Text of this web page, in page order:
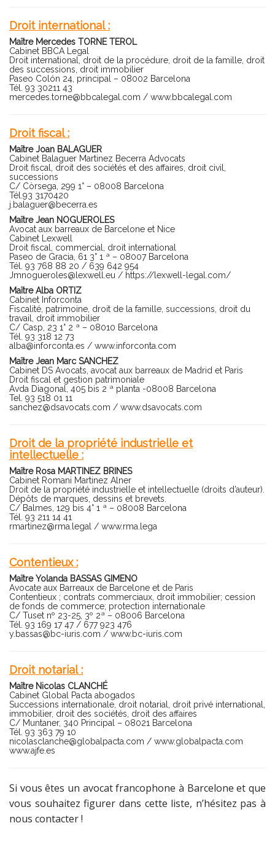
Droit international :
Maître Mercedes TORNE TEROL
Cabinet BBCA Legal
Droit international, droit de la procédure, droit de la famille, droit
des successions, droit immobilier
Paseo Colón 24, principal – 08002 Barcelona
Tél. 93 30211 43
mercedes.torne@bbcalegal.com / www.bbcalegal.com
Droit fiscal :
Maître Joan BALAGUER
Cabinet Balaguer Martinez Becerra Advocats
Droit fiscal, droit des sociétés et des affaires, droit civil,
successions
C/ Còrsega, 299 1° – 08008 Barcelona
Tél.93 3170420
j.balaguer@becerra.es
Maître Jean NOGUEROLES
Avocat aux barreaux de Barcelone et Nice
Cabinet Lexwell
Droit fiscal, commercial, droit international
Paseo de Gracia, 61 3° 1 ª – 08007 Barcelona
Tél. 93 768 88 20 / 639 642 954
Jmnogueroles@lexwell.eu / https://lexwell-legal.com/
Maître Alba ORTIZ
Cabinet Inforconta
Fiscalité, patrimoine, droit de la famille, successions, droit du
travail, droit immobilier
C/ Casp, 23 1° 2 ª – 08010 Barcelona
Tél. 93 318 12 73
alba@inforconta.es / www.inforconta.com
Maître Jean Marc SANCHEZ
Cabinet DS Avocats, avocat aux barreaux de Madrid et Paris
Droit fiscal et gestion patrimoniale
Avda Diagonal, 405 bis 2 ª planta -08008 Barcelona
Tel. 93 518 01 11
sanchez@dsavocats.com / www.dsavocats.com
Droit de la propriété industrielle et
intellectuelle :
Maître Rosa MARTINEZ BRINES
Cabinet Romani Martinez Alner
Droit de la propriété industrielle et intellectuelle (droits d’auteur).
Dépôts de marques, dessins et brevets.
C/ Balmes, 129 bis 4° 1 ª – 08008 Barcelona
Tél. 93 211 14 41
rmartinez@rma.legal
/ www.rma.lega
Contentieux :
Maître Yolanda BASSAS GIMENO
Avocate aux Barreaux de Barcelone et de Paris
Contentieux ; contrats commerciaux, droit immobilier; cession
de fonds de commerce; protection internationale
C/ Tuset nº 23-25, 3º 2ª – 08006 Barcelona
Tél. 93 169 17 47 / 677 923 476
y.bassas@bc-iuris.com / www.bc-iuris.com
Droit notarial :
Maître Nicolas CLANCHÉ
Cabinet Global Pacta abogados
Successions internationale, droit notarial, droit privé international,
immobilier, droit des sociétés, droit des affaires
C/ Muntaner, 340 Principal – 08021 Barcelona
Tél. 93 363 79 10
nicolasclanche@globalpacta.com / www.globalpacta.com
www.ajfe.es
Si vous êtes un avocat francophone à Barcelone et que
vous souhaitez figurer dans cette liste, n’hésitez pas à
nous contacter !